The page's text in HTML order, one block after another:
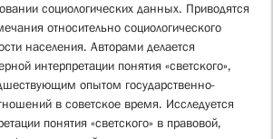
социологических данных. Приводятся
относительно социологического
населения. Авторами делается
интерпретации понятия «светского»,
опытом государственно-
в советское время. Исследуется
понятия «светского» в правовой,